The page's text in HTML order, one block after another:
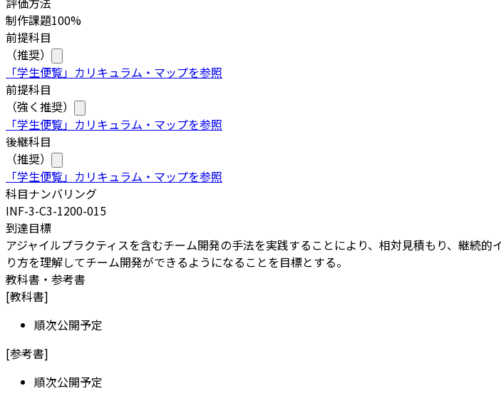
制作課題100%
前提科目
（推奨）
「学生便覧」カリキュラム・マップを参照
前提科目
（強く推奨）
「学生便覧」カリキュラム・マップを参照
後継科目
（推奨）
「学生便覧」カリキュラム・マップを参照
科目ナンバリング
INF-3-C3-1200-015
到達目標
アジャイルプラクティスを含むチーム開発の手法を実践することにより、相対見積もり、継続
り方を理解してチーム開発ができるようになることを目標とする。
教科書・参考書
[教科書]
順次公開予定
[参考書]
順次公開予定